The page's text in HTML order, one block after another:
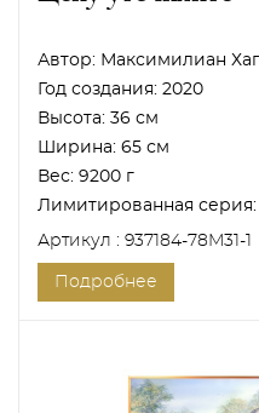
Автор: Максимилиан
Год создания: 2020
Высота: 36 см
Ширина: 65 см
Вес: 9200 г
Лимитированная серия:
Артикул : 937184-78M31-1
Подробнее